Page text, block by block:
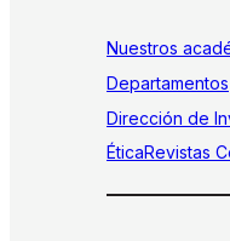
Nuestros
Departamentos
Dirección de
ÉticaRevistas